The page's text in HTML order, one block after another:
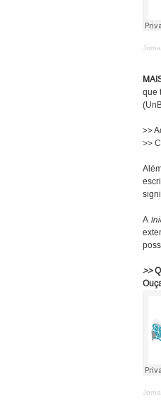
que
>>
>>
A
>>